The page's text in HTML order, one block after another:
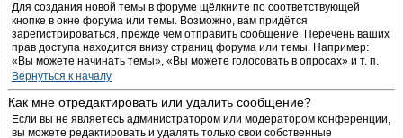
Для создания новой темы в форуме щёлкните по соответствующей
кнопке в окне форума или темы. Возможно, вам придётся
зарегистрироваться, прежде чем отправить сообщение. Перечень ваших
прав доступа находится внизу страниц форума или темы. Например:
«Вы можете начинать темы», «Вы можете голосовать в опросах» и т. п.
Вернуться к началу
Как мне отредактировать или удалить сообщение?
Если вы не являетесь администратором или модератором конференции,
вы можете редактировать и удалять только свои собственные